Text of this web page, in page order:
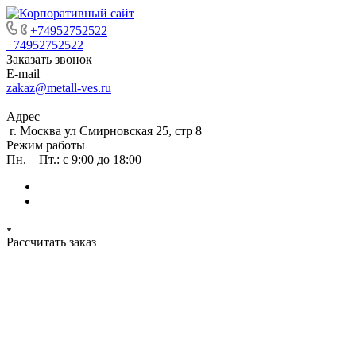
+74952752522
+74952752522
Заказать звонок
E-mail
zakaz@metall-ves.ru
Адрес
г. Москва ул Смирновская 25, стр 8
Режим работы
Пн. – Пт.: с 9:00 до 18:00
Рассчитать заказ